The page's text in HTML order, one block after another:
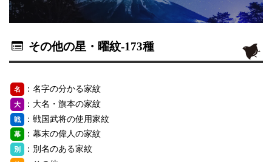
その他の星・曜紋-173種
名 ：名字の分かる家紋
大 ：大名・旗本の家紋
戦 ：戦国武将の使用家紋
幕 ：幕末の偉人の家紋
別 ：別名のある家紋